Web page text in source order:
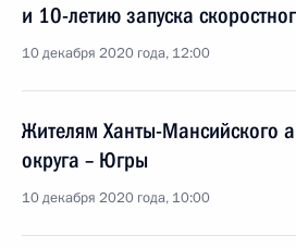
и 10-летию запуска
10 декабря 2020 года, 12:00
Жителям Ханты-Мансийского
округа – Югры
10 декабря 2020 года, 10:00